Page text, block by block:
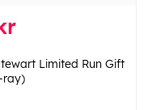
Limited Run Gift
ray)